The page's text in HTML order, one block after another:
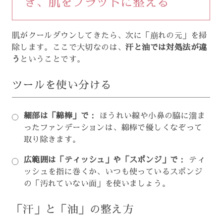
肌がクールダウンしてきたら、次に「崩れの元」を掃
除します。ここで大切なのは、汗と油では対処法が違
う ということです。
ツールを使い分ける
細部は「綿棒」で：
ほうれい線や小鼻の脇に溜ま
ったファンデーションは、綿棒で優しくなぞって
取り除きます。
広範囲は「ティッシュ」や「スポンジ」で： ティ
ッシュを指に巻くか、いつも使っているスポンジ
の「汚れていない面」を使いましょう。
「汗」と「油」の整え方